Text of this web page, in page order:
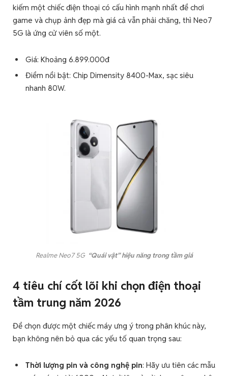
kiếm một chiếc điện thoại có cấu hình mạnh nhất để chơi
game và chụp ảnh đẹp mà giá cả vẫn phải chăng, thì Neo7
5G là ứng cử viên số một.
Giá: Khoảng 6.899.000đ
Điểm nổi bật: Chip Dimensity 8400-Max, sạc siêu
nhanh 80W.
Realme Neo7 5G “Quái vật” hiệu năng trong tầm giá
4 tiêu chí cốt lõi khi chọn điện thoại
tầm trung năm 2026
Để chọn được một chiếc máy ưng ý trong phân khúc này,
bạn không nên bỏ qua các yếu tố quan trọng sau:
Thời lượng pin và công nghệ pin: Hãy ưu tiên các mẫu